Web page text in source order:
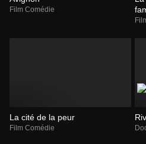
Film Comédie
La cité de la peur
Film Comédie